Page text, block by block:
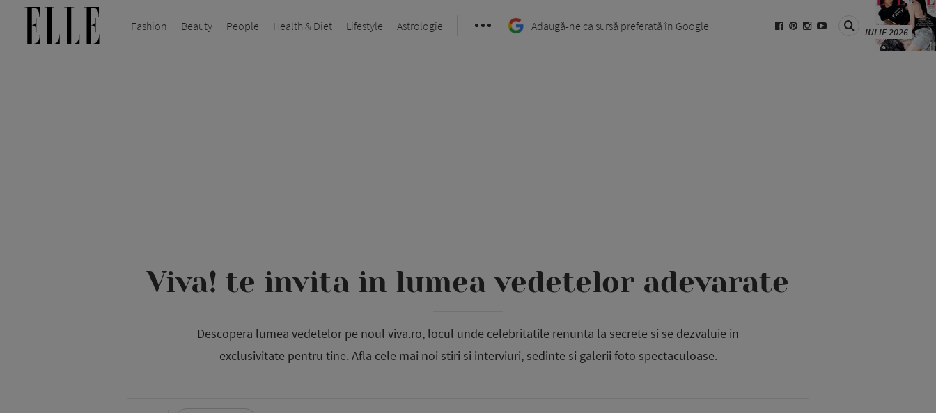
Fashion Beauty People Health & Diet Lifestyle Astrologie Adaugă-ne ca sursă preferată în Google IULIE 2026
Viva! te invita in lumea vedetelor adevarate
Descopera lumea vedetelor pe noul viva.ro, locul unde celebritatile renunta la secrete si se dezvaluie in
exclusivitate pentru tine. Afla cele mai noi stiri si interviuri, sedinte si galerii foto spectaculoase.